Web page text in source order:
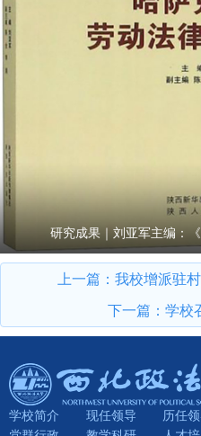
研究成果｜刘亚军主编：
上一篇： 我校增派驻
下一篇： 学校
学校简介 现任领导 历任